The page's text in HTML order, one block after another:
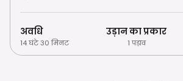
अवधि
14 घंटे 30 मिनट
उड़ान का प्रकार
1 पड़ाव